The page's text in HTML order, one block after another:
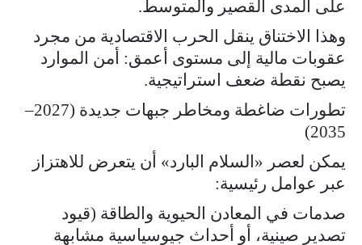
على المدى القصير والمتوسط.
وهذا الاختناق ينقل الحرب الاقتصادية من مجرد
عقوبات مالية إلى مستوى أعمق: أمن الموارد
يصبح نقطة ضعف استراتيجية.
تطورات ضاغطة ومخاطر جبهات جديدة (2027–
2035)
يمكن لعصر «السلام البارد» أن يتعرض للاهتزاز
عبر عوامل رئيسية:
صدمات في المعادن الحيوية والطاقة (قيود
تصدير صينية، أو أحداث جيوسياسية مشابهة